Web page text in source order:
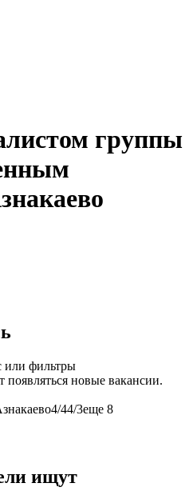
группы
или фильтры
новые вакансии.
4/44/3еще 8
ищут